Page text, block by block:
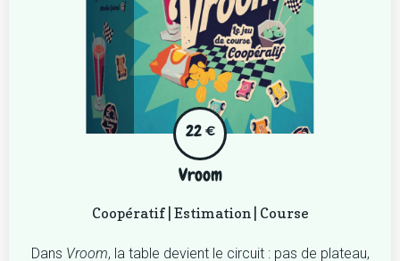
22 €
Vroom
Coopératif | Estimation | Course
Dans Vroom, la table devient le circuit : pas de plateau,